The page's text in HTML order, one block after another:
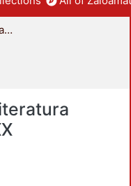
División de Ciencias Sociales y Humanidades